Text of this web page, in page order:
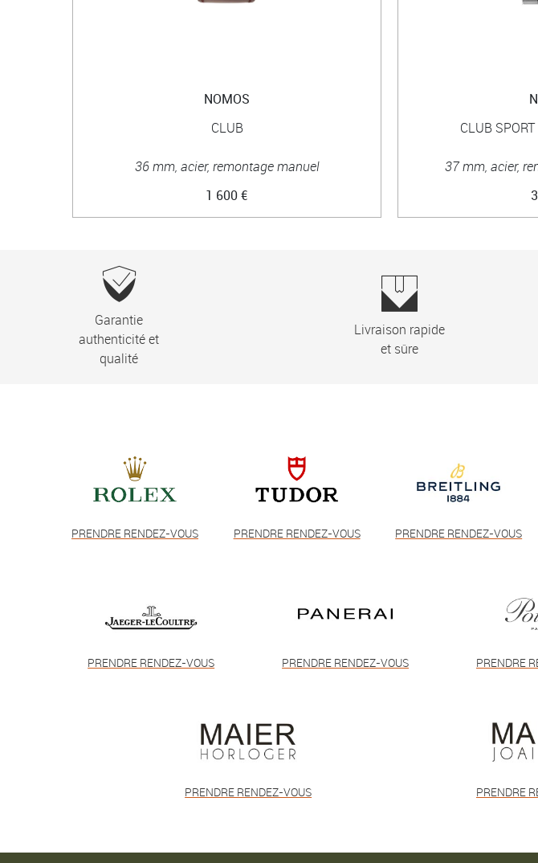
NOMOS
CLUB
36 mm, acier, remontage manuel
1 600 €
CLUB
37 mm, acier,
Garantie
authenticité et
qualité
Livraison rapide
et sûre
PRENDRE RENDEZ-VOUS PRENDRE RENDEZ-VOUS PRENDRE RENDEZ-VOUS
PRENDRE RENDEZ-VOUS PRENDRE RENDEZ-VOUS PRENDRE
PRENDRE RENDEZ-VOUS PRENDRE